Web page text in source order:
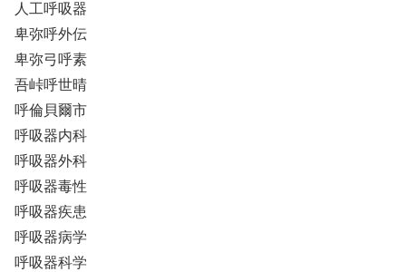
人工呼吸器
卑弥呼外伝
卑弥弓呼素
吾峠呼世晴
呼倫貝爾市
呼吸器内科
呼吸器外科
呼吸器毒性
呼吸器疾患
呼吸器病学
呼吸器科学